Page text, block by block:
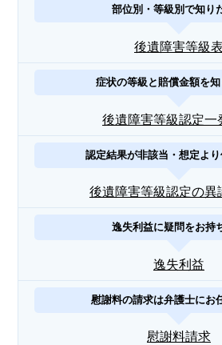
部位別・等級別で知り
後遺障害等級表
症状の等級と賠償金額を
後遺障害等級認定一
認定結果が非該当・想定よ
後遺障害等級認定の異
逸失利益に疑問をお持
逸失利益
慰謝料の請求は弁護士にお
慰謝料請求